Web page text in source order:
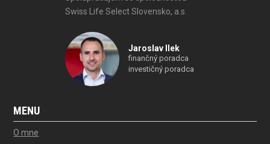
Swiss Life Select Slovensko, a.s.
Jaroslav Ilek
finančný poradca
investičný poradca
MENU
O mne